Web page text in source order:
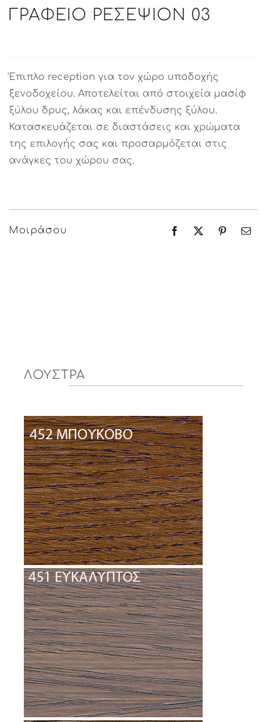
ΓΡΑΦΕΙΟ ΡΕΣΕΨΙΟΝ 03
Έπιπλο reception για τον χώρο υποδοχής
ξενοδοχείου. Αποτελείται από στοιχεία μασίφ
ξύλου δρυς, λάκας και επένδυσης ξύλου.
Κατασκευάζεται σε διαστάσεις και χρώματα
της επιλογής σας και προσαρμόζεται στις
ανάγκες του χώρου σας.
Μοιράσου
ΛΟΥΣΤΡΑ